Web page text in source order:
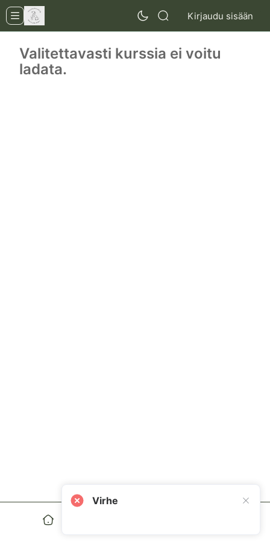
Kirjaudu sisään
Valitettavasti kurssia ei voitu
ladata.
Virhe